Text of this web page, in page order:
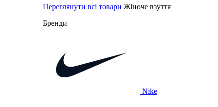
Переглянути всі товари Жіноче взуття
Бренди
Nike